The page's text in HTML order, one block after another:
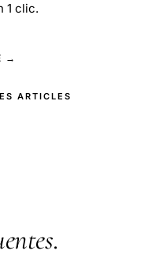
1 clic.
→
ARTICLES
.